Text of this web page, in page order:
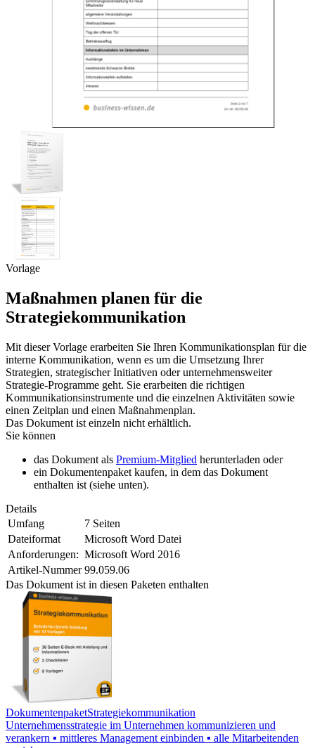
Vorlage
Maßnahmen planen für die
Strategiekommunikation
Mit dieser Vorlage erarbeiten Sie Ihren Kommunikationsplan für die
interne Kommunikation, wenn es um die Umsetzung Ihrer
Strategien, strategischer Initiativen oder unternehmensweiter
Strategie-Programme geht. Sie erarbeiten die richtigen
Kommunikationsinstrumente und die einzelnen Aktivitäten sowie
einen Zeitplan und einen Maßnahmenplan.
Das Dokument ist einzeln nicht erhältlich.
Sie können
das Dokument als Premium-Mitglied herunterladen oder
ein Dokumentenpaket kaufen, in dem das Dokument
enthalten ist (siehe unten).
Details
Umfang
7 Seiten
Dateiformat
Microsoft Word Datei
Anforderungen: Microsoft Word 2016
Artikel-Nummer 99.059.06
Das Dokument ist in diesen Paketen enthalten
DokumentenpaketStrategiekommunikation
Unternehmensstrategie im Unternehmen kommunizieren und
verankern ▪ mittleres Management einbinden ▪ alle Mitarbeitenden